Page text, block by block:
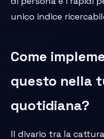
unico indice
Come
questo nella
quotidiana?
Il divario tra la